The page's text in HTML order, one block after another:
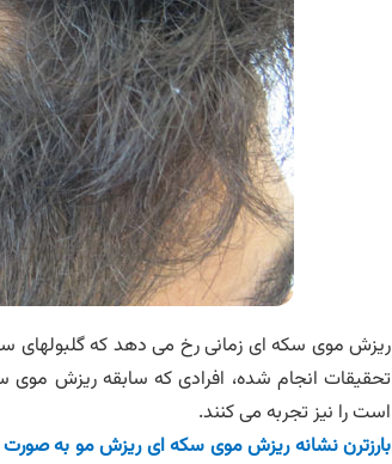
ریزش موی سکه ای زمانی رخ می دهد که گلبولهای
تحقیقات انجام شده، افرادی که سابقه ریزش موی
است را نیز تجربه می کنند.
بارزترن نشانه ریزش موی سکه ای ریزش مو به